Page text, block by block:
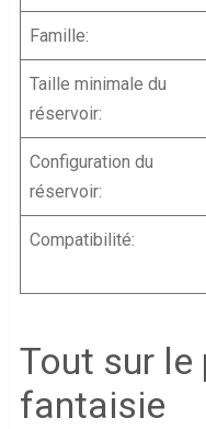
Famille:
Taille minimale du
réservoir:
Configuration du
réservoir:
Compatibilité:
Tout sur
fantaisie